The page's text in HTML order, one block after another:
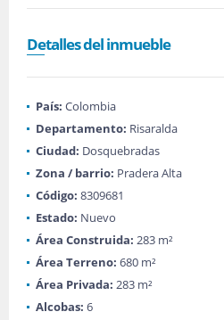
Detalles del inmueble
País: Colombia
Departamento: Risaralda
Ciudad: Dosquebradas
Zona / barrio: Pradera Alta
Código: 8309681
Estado: Nuevo
Área Construida: 283 m²
Área Terreno: 680 m²
Área Privada: 283 m²
Alcobas: 6